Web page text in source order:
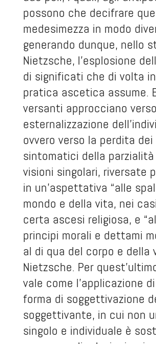
possono che decifrare
medesimezza in modo
generando dunque, nello
Nietzsche, l’esplosione
di significati che di volta
pratica ascetica assume.
versanti approcciano
esternalizzazione
ovvero verso la perdita
sintomatici della
visioni singolari, riversate
in un’aspettativa “alle
mondo e della vita, nei
certa ascesi religiosa, e
principi morali e dettami
al di qua del corpo e della
Nietzsche. Per
vale come l’applicazione
forma di soggettivazione
soggettivante, in cui non
singolo e individuale è